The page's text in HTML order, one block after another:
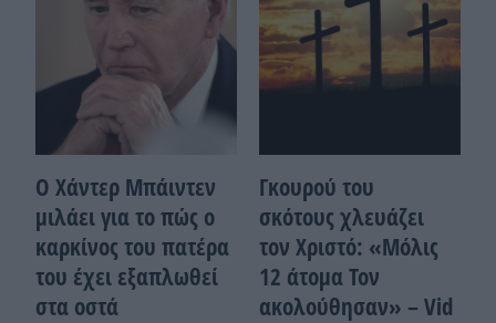
Ο Χάντερ Μπάιντεν
μιλάει για το πώς ο
καρκίνος του πατέρα
του έχει εξαπλωθεί
στα οστά
Γκουρού του
σκότους χλευάζει
τον Χριστό: «Μόλις
12 άτομα Τον
ακολούθησαν» – Vid